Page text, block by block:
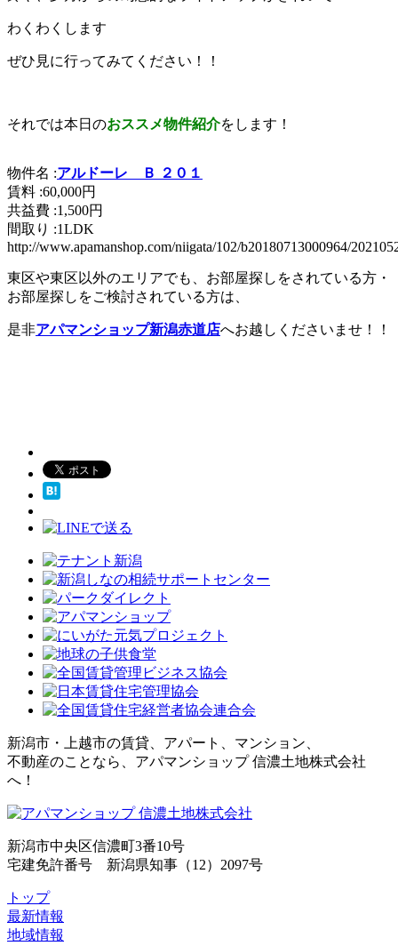
わくわくします
ぜひ見に行ってみてください！！
それでは本日のおススメ物件紹介をします！
物件名 :アルドーレ Ｂ ２０１
賃料 :60,000円
共益費 :1,500円
間取り :1LDK
http://www.apamanshop.com/niigata/102/b20180713000964/
東区や東区以外のエリアでも、お部屋探しをされている方・
お部屋探しをご検討されている方は、
是非アパマンショップ新潟赤道店へお越しくださいませ！！
新潟市・上越市の賃貸、アパート、マンション、
不動産のことなら、アパマンショップ 信濃土地株式会社
へ！
新潟市中央区信濃町3番10号
宅建免許番号 新潟県知事（12）2097号
トップ
最新情報
地域情報